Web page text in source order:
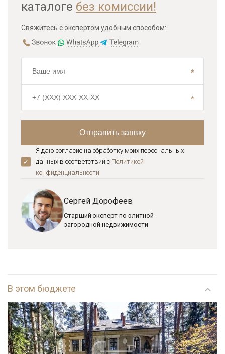
каталоге без комиссии!
Свяжитесь с экспертом удобным способом:
Я даю согласие на обработку моих персональных
данных в соответствии с Политикой
конфиденциальноcти
Сергей Дорофеев
Старший эксперт по элитной
загородной недвижимости
В этом бюджете